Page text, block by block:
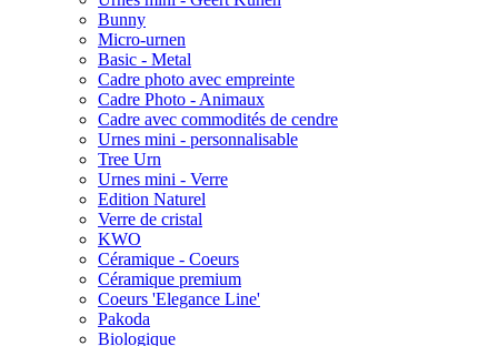
Bunny
Micro-urnen
Basic - Metal
Cadre photo avec empreinte
Cadre Photo - Animaux
Cadre avec commodités de cendre
Urnes mini - personnalisable
Tree Urn
Urnes mini - Verre
Edition Naturel
Verre de cristal
KWO
Céramique - Coeurs
Céramique premium
Coeurs 'Elegance Line'
Pakoda
Biologique